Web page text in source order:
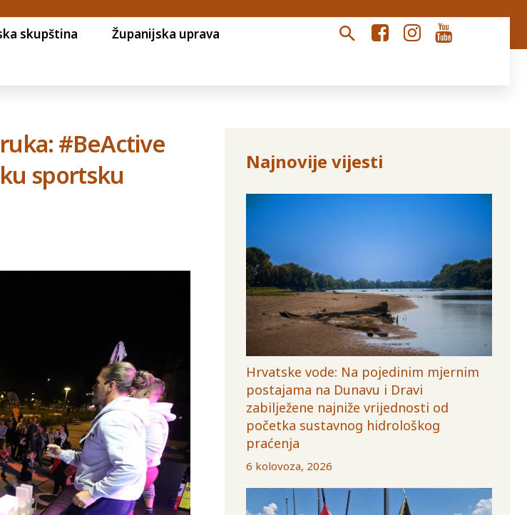
skupština Županijska uprava
#BeActive
sportsku
Najnovije vijesti
Hrvatske vode: Na pojedinim mjernim
postajama na Dunavu i Dravi
zabilježene najniže vrijednosti od
početka sustavnog hidrološkog
praćenja
6 kolovoza, 2026